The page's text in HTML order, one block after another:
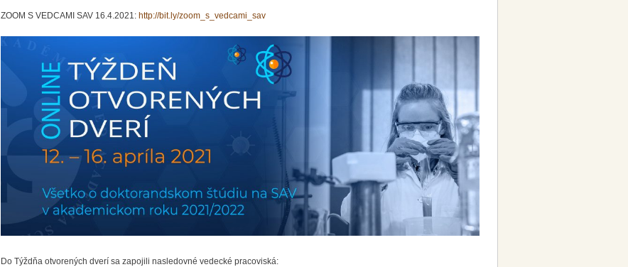
ZOOM S VEDCAMI SAV 16.4.2021: http://bit.ly/zoom_s_vedcami_sav
Do Týždňa otvorených dverí sa zapojili nasledovné vedecké pracoviská: